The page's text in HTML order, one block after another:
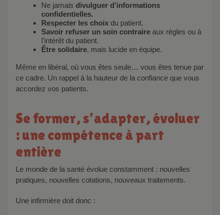
Ne jamais divulguer d’informations
confidentielles.
Respecter les choix du patient.
Savoir refuser un soin contraire aux règles ou à
l’intérêt du patient.
Être solidaire, mais lucide en équipe.
Même en libéral, où vous êtes seule… vous êtes tenue par
ce cadre. Un rappel à la hauteur de la confiance que vous
accordez vos patients.
Se former, s’adapter, évoluer
: une compétence à part
entière
Le monde de la santé évolue constamment : nouvelles
pratiques, nouvelles cotations, nouveaux traitements.
Une infirmière doit donc :